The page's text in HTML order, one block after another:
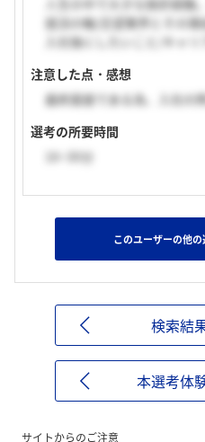
人生の中で大きな挫折経験
就活の軸/志望業界とその理
入社後にしたいこと/キャリ
注意した点・感想
最終面接である為、入社の
選考の所要時間
16~30分
このユーザーの他
検索結
本選考体
サイトからのご注意